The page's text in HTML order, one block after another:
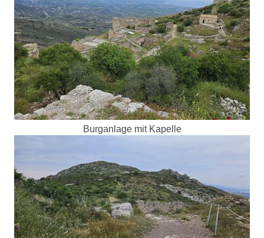
Burganlage mit Kapelle